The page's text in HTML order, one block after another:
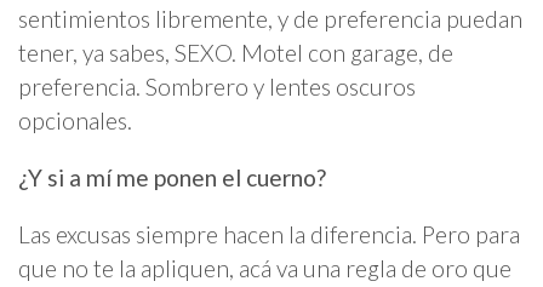
sentimientos libremente, y de preferencia puedan
tener, ya sabes, SEXO. Motel con garage, de
preferencia. Sombrero y lentes oscuros
opcionales.
¿Y si a mí me ponen el cuerno?
Las excusas siempre hacen la diferencia. Pero para
que no te la apliquen, acá va una regla de oro que